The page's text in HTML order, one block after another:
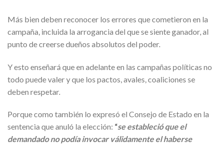
Más bien deben reconocer los errores que cometieron en la
campaña, incluida la arrogancia del que se siente ganador, al
punto de creerse dueños absolutos del poder.
Y esto enseñará que en adelante en las campañas políticas no
todo puede valer y que los pactos, avales, coaliciones se
deben respetar.
Porque como también lo expresó el Consejo de Estado en la
sentencia que anuló la elección: “se estableció que el
demandado no podía invocar válidamente el haberse